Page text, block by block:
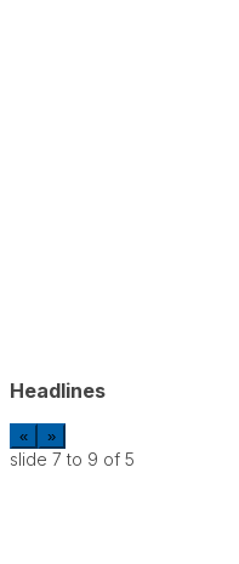
Headlines
« »
slide 7 to 9 of 5